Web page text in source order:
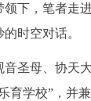
领下，笔者走
时空对话。
音圣母、协天
育学校”，并